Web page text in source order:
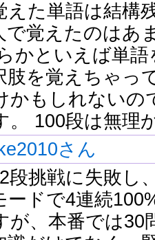
えた単語は結構
で覚えたのはあ
かといえば単
肢を覚えちゃっ
かもしれないの
。 100段は無理
さん
段挑戦に失敗し
ードで4連続
が、本番では30